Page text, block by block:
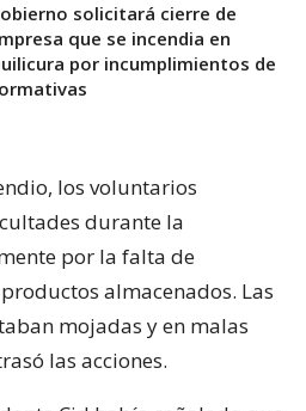
solicitará cierre de
que se incendia en
por incumplimientos de
los voluntarios
durante la
por la falta de
almacenados. Las
mojadas y en malas
las acciones.